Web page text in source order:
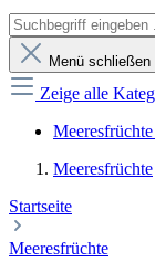
Menü schließen
Zeige alle
Meeresfrüchte
Startseite
Meeresfrüchte